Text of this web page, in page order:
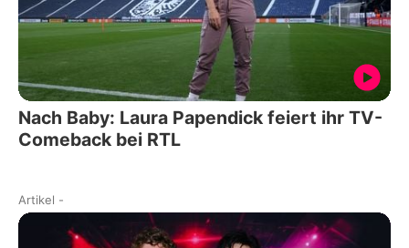
Nach Baby: Laura Papendick feiert ihr TV-
Comeback bei RTL
Artikel -